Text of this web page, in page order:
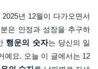
년 12월이 다가오면서
은 안정과 성장을 추구하
행운의 숫자는 당신의 일
예요. 오늘 이 글에서는 12